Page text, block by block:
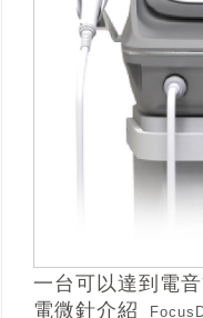
一台可以達到電
電微針介紹